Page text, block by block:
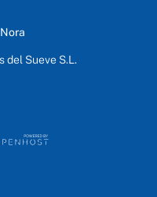
del Sueve S.L.